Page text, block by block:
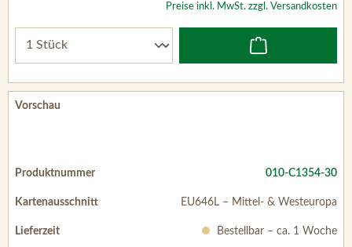
Preise inkl. MwSt. zzgl. Versandkosten
010-C1354-30
EU646L – Mittel- & Westeuropa
Bestellbar – ca. 1 Woche